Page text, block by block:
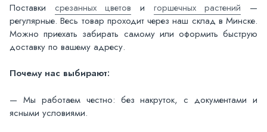
Поставки срезанных цветов и горшечных растений —
регулярные. Весь товар проходит через наш склад в Минске.
Можно приехать забирать самому или оформить быструю
доставку по вашему адресу.
Почему нас выбирают:
— Мы работаем честно: без накруток, с документами и
ясными условиями.